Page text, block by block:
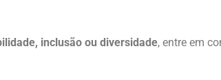
inclusão ou diversidade, entre em